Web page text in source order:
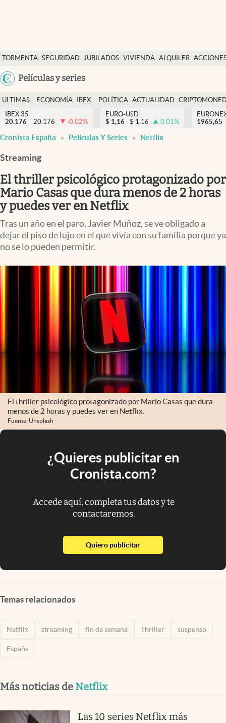
TORMENTA SEGURIDAD JUBILADOS VIVIENDA ALQUILER
USA
Películas y series
Economía y finanzas
Política
Actualidad
Criptomonedas
España
ULTIMAS
NOTICIAS
ECONOMÍA
FINANZAS
IBEX
EURO
POLÍTICA ACTUALIDAD
IBEX 35
20.176
20.176 -0.02%
EURO-USD
$ 1,16 $ 1,16 0.01%
1965,65
Cronista España Películas Y Series Netflix
Streaming
El thriller psicológico protagonizado por
Mario Casas que dura menos de 2 horas
y puedes ver en Netflix
Tras un año en el paro, Javier Muñoz, se ve obligado a
dejar el piso de lujo en el que vivía con su familia porque ya
no se lo pueden permitir.
El thriller psicológico protagonizado por Mario Casas que dura
menos de 2 horas y puedes ver en Netflix.
Fuente: Unsplash
¿Quieres publicitar en
Cronista.com?
Accede aquí, completa tus datos y te
contactaremos.
Quiero publicitarabre en nueva pestaña
Temas relacionados
Netflix streaming fin de semana Thriller suspenso
España
Más noticias de Netflix
Las 10 series Netflix más